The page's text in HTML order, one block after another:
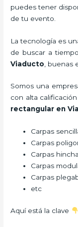
puedes tener
de tu evento.
La tecnología es
de buscar a
Viaducto , buenas
Somos una
con alta
rectangular en
Carpas
Carpas
Carpas
Carpas
Carpas
etc
Aquí está la clave